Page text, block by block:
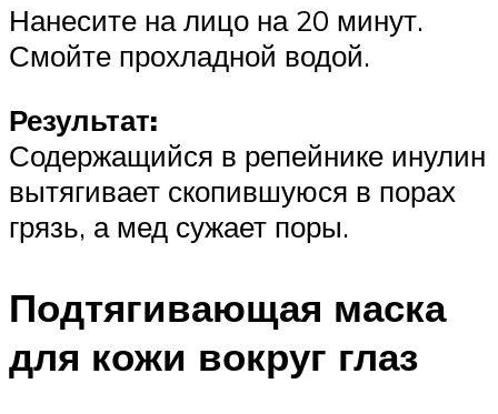
Нанесите на лицо на 20 минут.
Смойте прохладной водой.
Результат:
Содержащийся в репейнике инулин
вытягивает скопившуюся в порах
грязь, а мед сужает поры.
Подтягивающая маска
для кожи вокруг глаз